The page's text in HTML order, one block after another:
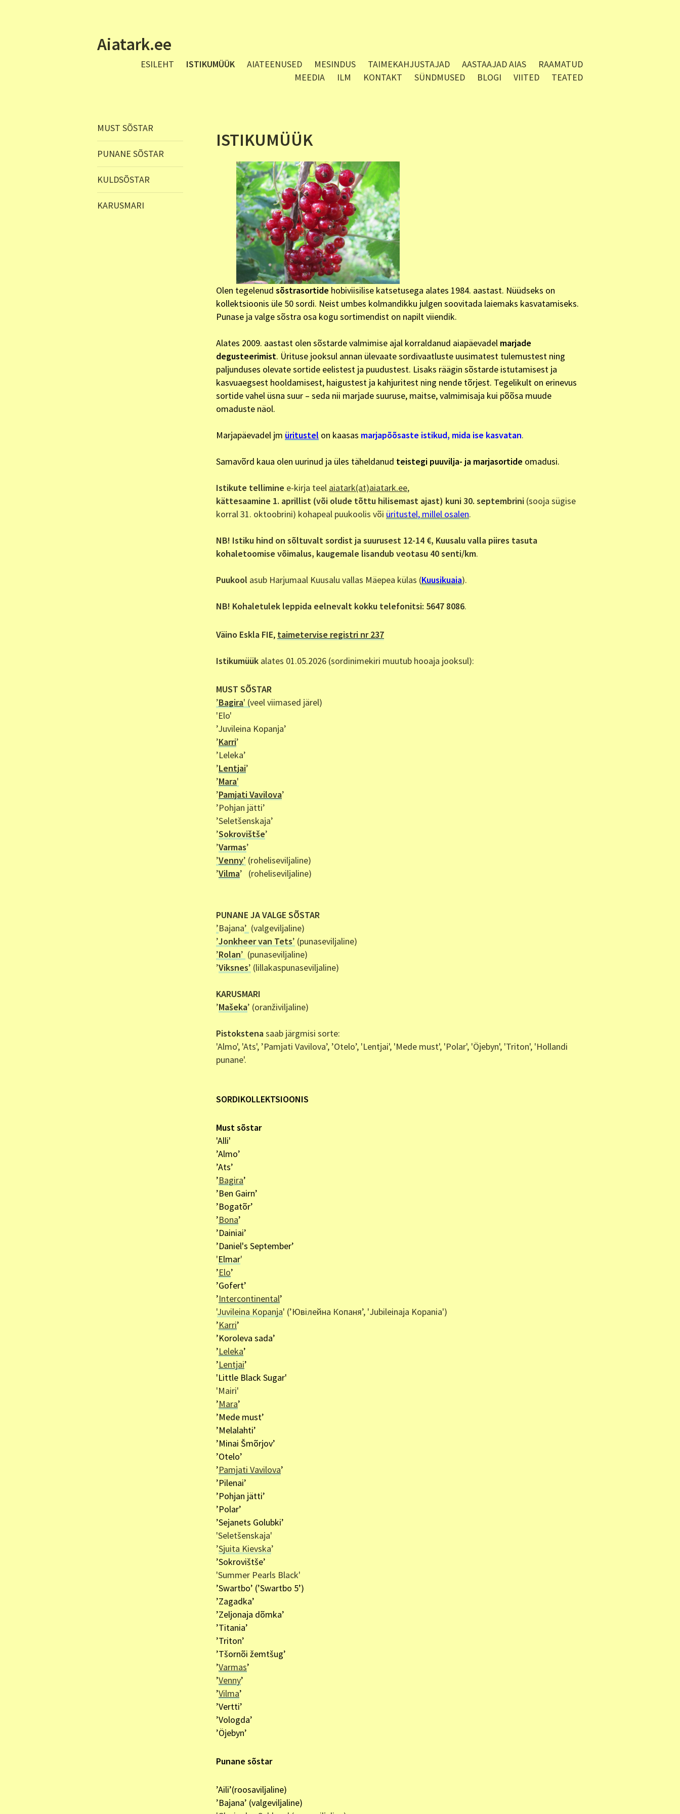
Aiatark.ee
ESILEHT ISTIKUMÜÜK AIATEENUSED MESINDUS TAIMEKAHJUSTAJAD AASTAAJAD AIAS
RAAMATUD
MEEDIA
ILM KONTAKT SÜNDMUSED BLOGI VIITED TEATED
MUST SÕSTAR
PUNANE SÕSTAR
KULDSÕSTAR
KARUSMARI
ISTIKUMÜÜK
Olen tegelenud sõstrasortide hobiviisilise katsetusega alates 1984. aastast. Nüüdseks on
kollektsioonis üle 50 sordi. Neist umbes kolmandikku julgen soovitada laiemaks kasvatamiseks.
Punase ja valge sõstra osa kogu sortimendist on napilt viiendik.
Alates 2009. aastast olen sõstarde valmimise ajal korraldanud aiapäevadel marjade
degusteerimist. Ürituse jooksul annan ülevaate sordivaatluste uusimatest tulemustest ning
paljunduses olevate sortide eelistest ja puudustest. Lisaks räägin sõstarde istutamisest ja
kasvuaegsest hooldamisest, haigustest ja kahjuritest ning nende tõrjest. Tegelikult on erinevus
sortide vahel üsna suur – seda nii marjade suuruse, maitse, valmimisaja kui põõsa muude
omaduste näol.
Marjapäevadel jm üritustel on kaasas marjapõõsaste istikud, mida ise kasvatan.
Samavõrd kaua olen uurinud ja üles täheldanud teistegi puuvilja- ja marjasortide omadusi.
Istikute tellimine e-kirja teel aiatark(at)aiatark.ee,
kättesaamine 1. aprillist (või olude tõttu hilisemast ajast) kuni 30. septembrini (sooja sügise
korral 31. oktoobrini) kohapeal puukoolis või üritustel, millel osalen.
NB! Istiku hind on sõltuvalt sordist ja suurusest 12-14 €, Kuusalu valla piires tasuta
kohaletoomise võimalus, kaugemale lisandub veotasu 40 senti/km.
Puukool asub Harjumaal Kuusalu vallas Mäepea külas (Kuusikuaia).
NB! Kohaletulek leppida eelnevalt kokku telefonitsi: 5647 8086.
Väino Eskla FIE, taimetervise registri nr 237
Istikumüük alates 01.05.2026 (sordinimekiri muutub hooaja jooksul):
MUST SÕSTAR
’Bagira' (veel viimased järel)
'Elo'
’Juvileina Kopanja’
’Karri’
’Leleka’
’Lentjai’
’Mara'
’Pamjati Vavilova’
’Pohjan jätti’
’Seletšenskaja’
’Sokrovištše’
’Varmas’
’Venny’ (roheliseviljaline)
’Vilma’ (roheliseviljaline)
PUNANE JA VALGE SÕSTAR
’Bajana’ (valgeviljaline)
’Jonkheer van Tets’ (punaseviljaline)
’Rolan’ (punaseviljaline)
’Viksnes’ (lillakaspunaseviljaline)
KARUSMARI
’Mašeka’ (oranživiljaline)
Pistokstenasaab järgmisi sorte:
'Almo', 'Ats', ’Pamjati Vavilova’, ’Otelo’, 'Lentjai', 'Mede must', 'Polar', 'Öjebyn', 'Triton', 'Hollandi
punane'.
SORDIKOLLEKTSIOONIS
Must sõstar
'Alli'
’Almo’
’Ats’
’Bagira’
’Ben Gairn’
’Bogatõr’
’Bona’
’Dainiai’
’Daniel's September’
'Elmar'
’Elo’
’Gofert’
’Intercontinental’
'Juvileina Kopanja' (’Ювілейна Копаня’, 'Jubileinaja Kopania')
’Karri’
’Koroleva sada’
’Leleka’
’Lentjai’
'Little Black Sugar'
'Mairi'
’Mara’
’Mede must’
’Melalahti’
’Minai Šmõrjov’
’Otelo’
’Pamjati Vavilova’
’Pilenai’
’Pohjan jätti’
’Polar’
’Sejanets Golubki’
'Seletšenskaja'
’Sjuita Kievska’
’Sokrovištše’
'Summer Pearls Black'
’Swartbo’ (’Swartbo 5’)
’Zagadka’
’Zeljonaja dõmka’
’Titania’
’Triton’
’Tšornõi žemtšug’
’Varmas’
’Venny’
’Vilma’
’Vertti’
’Vologda’
’Öjebyn’
Punane sõstar
’Aili’(roosaviljaline)
’Bajana’ (valgeviljaline)